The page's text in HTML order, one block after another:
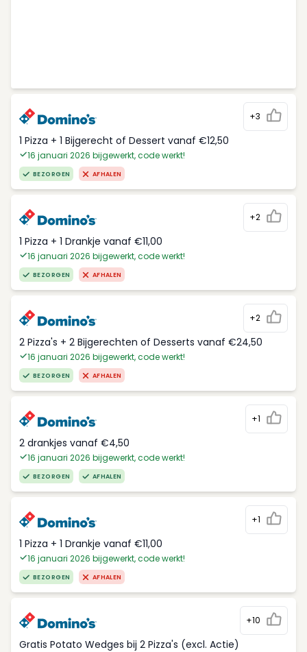
+3
1 Pizza + 1 Bijgerecht of Dessert vanaf €12,50
16 januari 2026 bijgewerkt, code werkt!
BEZORGEN AFHALEN
+2
1 Pizza + 1 Drankje vanaf €11,00
16 januari 2026 bijgewerkt, code werkt!
BEZORGEN AFHALEN
+2
2 Pizza's + 2 Bijgerechten of Desserts vanaf €24,50
16 januari 2026 bijgewerkt, code werkt!
BEZORGEN AFHALEN
+1
2 drankjes vanaf €4,50
16 januari 2026 bijgewerkt, code werkt!
BEZORGEN AFHALEN
+1
1 Pizza + 1 Drankje vanaf €11,00
16 januari 2026 bijgewerkt, code werkt!
BEZORGEN AFHALEN
+10
Gratis Potato Wedges bij 2 Pizza's (excl. Actie)